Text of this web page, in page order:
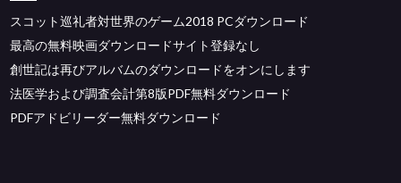
スコット巡礼者対世界のゲーム2018 PCダウンロード
最高の無料映画ダウンロードサイト登録なし
創世記は再びアルバムのダウンロードをオンにします
法医学および調査会計第8版PDF無料ダウンロード
PDFアドビリーダー無料ダウンロード